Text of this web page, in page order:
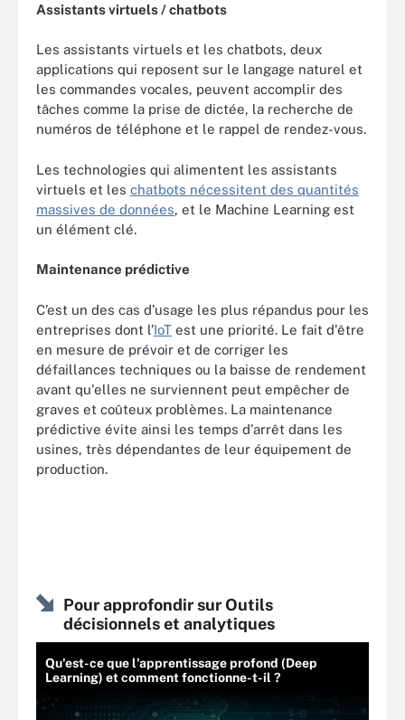
Assistants virtuels / chatbots
Les assistants virtuels et les chatbots, deux
applications qui reposent sur le langage naturel et
les commandes vocales, peuvent accomplir des
tâches comme la prise de dictée, la recherche de
numéros de téléphone et le rappel de rendez-vous.
Les technologies qui alimentent les assistants
virtuels et les chatbots nécessitent des quantités
massives de données, et le Machine Learning est
un élément clé.
Maintenance prédictive
C’est un des cas d’usage les plus répandus pour les
entreprises dont l’IoT est une priorité. Le fait d'être
en mesure de prévoir et de corriger les
défaillances techniques ou la baisse de rendement
avant qu'elles ne surviennent peut empêcher de
graves et coûteux problèmes. La maintenance
prédictive évite ainsi les temps d'arrêt dans les
usines, très dépendantes de leur équipement de
production.
Pour approfondir sur Outils
décisionnels et analytiques
Qu'est-ce que l'apprentissage profond (Deep
Learning) et comment fonctionne-t-il ?